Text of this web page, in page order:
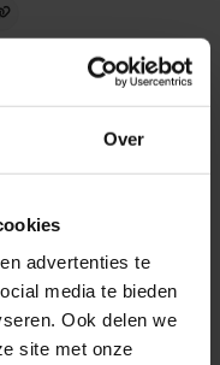
Over
advertenties te
media te bieden
Ook delen we
site met onze
Food Inspiration
interviews,
meer informatie.